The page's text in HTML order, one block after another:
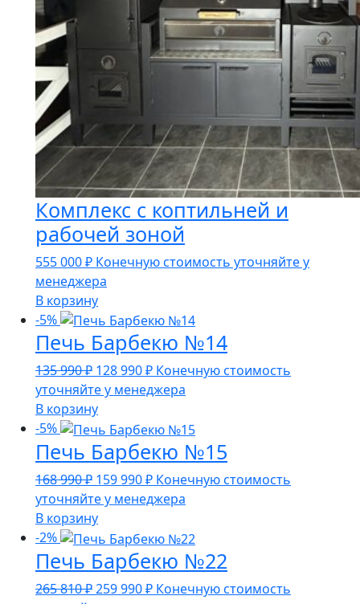
Комплекс с коптильней и
рабочей зоной
555 000₽ Конечную стоимость уточняйте у
менеджера
В корзину
-5%
Печь Барбекю №14
135 990₽ Первоначальная
цена
составляла
135
990 ₽.
128 990₽Текущая
цена:
990 ₽.
Конечную стоимость
уточняйте у менеджера
В корзину
-5%
Печь Барбекю №15
168 990₽ Первоначальная
цена
составляла
168
990 ₽.
159 990₽Текущая
цена:
990 ₽.
Конечную стоимость
уточняйте у менеджера
В корзину
-2%
Печь Барбекю №22
265 810₽ Первоначальная
259 990₽Текущая
Конечную стоимость